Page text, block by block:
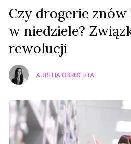
Czy drogerie
w niedziele?
rewolucji
AURELIA OBROCHTA